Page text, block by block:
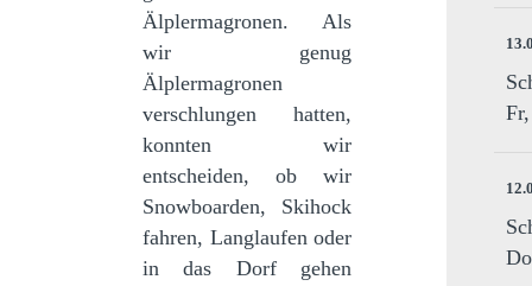
Älplermagronen. Als
wir genug
Älplermagronen
verschlungen hatten,
konnten wir
entscheiden, ob wir
Snowboarden, Skihock
fahren, Langlaufen oder
in das Dorf gehen